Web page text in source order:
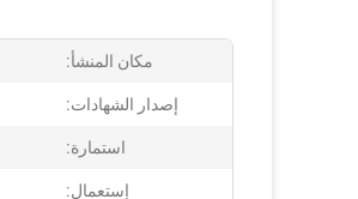
مكان المنشأ:
إصدار الشهادات:
استمارة:
إستعمال: